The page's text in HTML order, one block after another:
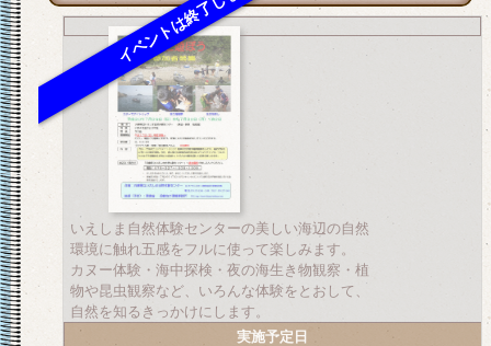
いえしま自然体験センターの美しい海辺の自然
環境に触れ五感をフルに使って楽しみます。
カヌー体験・海中探検・夜の海生き物観察・植
物や昆虫観察など、いろんな体験をとおして、
自然を知るきっかけにします。
実施予定日